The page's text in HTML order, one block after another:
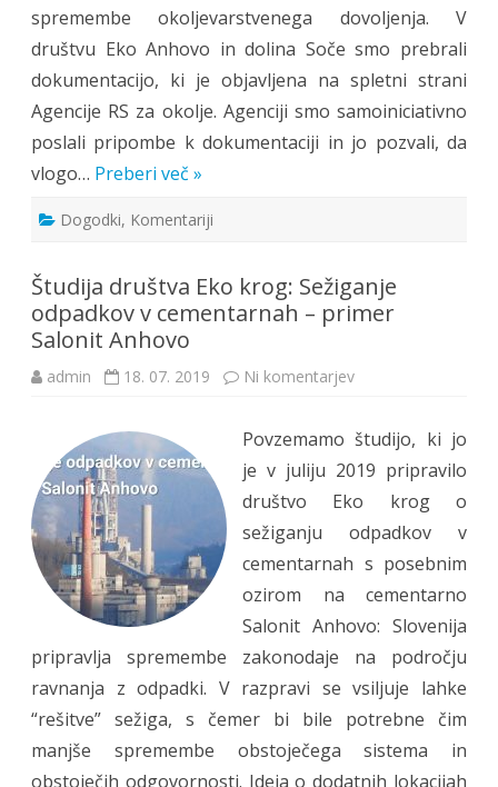
spremembe okoljevarstvenega dovoljenja. V
društvu Eko Anhovo in dolina Soče smo prebrali
dokumentacijo, ki je objavljena na spletni strani
Agencije RS za okolje. Agenciji smo samoiniciativno
poslali pripombe k dokumentaciji in jo pozvali, da
vlogo… Preberi več »
Dogodki, Komentariji
Študija društva Eko krog: Sežiganje
odpadkov v cementarnah – primer
Salonit Anhovo
admin 18. 07. 2019 Ni komentarjevna
krog:
Sežiganje
odpadkov
v
cementarnah
–
primer
Salonit
Anhovo
Povzemamo študijo, ki jo
je v juliju 2019 pripravilo
društvo Eko krog o
sežiganju odpadkov v
cementarnah s posebnim
ozirom na cementarno
Salonit Anhovo: Slovenija
pripravlja spremembe zakonodaje na področju
ravnanja z odpadki. V razpravi se vsiljuje lahke
“rešitve” sežiga, s čemer bi bile potrebne čim
manjše spremembe obstoječega sistema in
obstoječih odgovornosti. Ideja o dodatnih lokacijah